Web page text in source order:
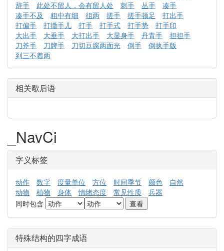
辞手
此处不留人，会有留人处 刺手 丛手
凑手
凑手不及
粗中有细 徂两 搓手 搓手顿足
打出手
打偏手
打撒手儿 打手 打手式 打手势
打手印
大出手
大垂手 大打出手 大显身手 丹青手
担担手
刀斧手
刀牌手 刀切豆腐两面光 倒手
倒执手版
到三不着两
相关歇后语
_NavCi
字义标签
动作 数字 度量单位 方位 时间季节 颜色
自然
动物
植物 身体 情绪态度 常见性质
兵器
同时包含
特殊结构的四字成语